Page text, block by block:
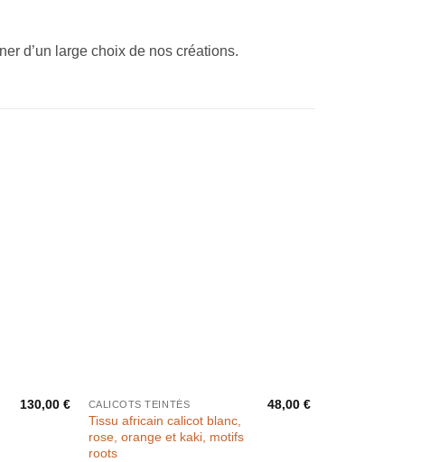
d’un large choix de nos créations.
130,00 € CALICOTS TEINTÉS
Tissu africain calicot blanc,
rose, orange et kaki, motifs
roots
48,00€